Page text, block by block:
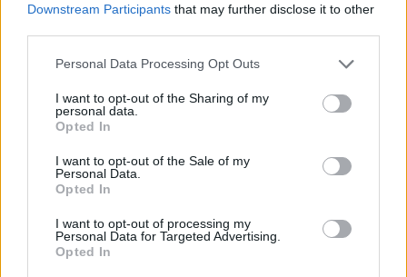
Downstream Participants that may further disclose it to other
Personal Data Processing Opt Outs
I want to opt-out of the Sharing of my
personal data.
Opted In
I want to opt-out of the Sale of my
Personal Data.
Opted In
I want to opt-out of processing my
Personal Data for Targeted Advertising.
Opted In
µέσα από συνεταιρισμούς ή Ομάδες Παραγωγών ή
διατεθούν µεµονωµένα, να γίνει σύμβαση
συνδυασμός και των δύο.
Ας δούμε όμως σε παραδείγματα πως ένας παραγωγός
γίνεται δικαιούχος της διάταξης αυτής και θα έχει